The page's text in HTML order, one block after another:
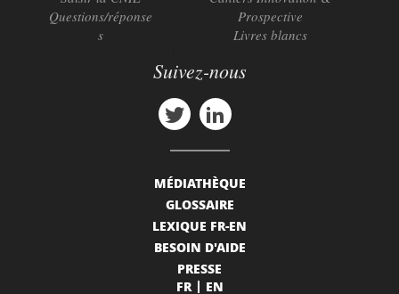
Questions/réponse
s
Prospective
Livres blancs
Suivez-nous
MÉDIATHÈQUE
GLOSSAIRE
LEXIQUE FR-EN
BESOIN D'AIDE
PRESSE
FR
EN